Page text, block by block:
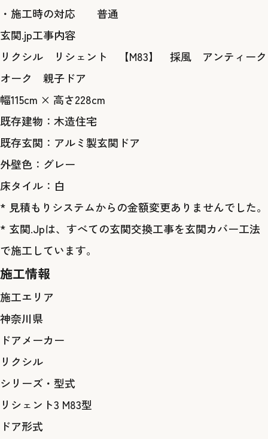
・施工時の対応 普通
玄関.jp工事内容
リクシル リシェント 【M83】 採風 アンティーク
オーク 親子ドア
幅115cm × 高さ228cm
既存建物：木造住宅
既存玄関：アルミ製玄関ドア
外壁色：グレー
床タイル：白
* 見積もりシステムからの金額変更ありませんでした。
* 玄関.Jpは、すべての玄関交換工事を玄関カバー工法
で施工しています。
施工情報
施工エリア
神奈川県
ドアメーカー
リクシル
シリーズ・型式
リシェント3 M83型
ドア形式